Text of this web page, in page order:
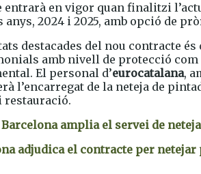
entrarà en vigor quan finalitzi
2024 i 2025, amb opció de
destacades del nou contracte
amb nivell de protecció com
El personal d’eurocatalana,
l’encarregat de la neteja de
restauració.
amplia el servei de
adjudica el contracte per netejar